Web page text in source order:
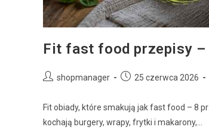
Fit fast food przepisy –
shopmanager 25 czerwca 2026
Fit obiady, które smakują jak fast food – 8
kochają burgery, wrapy, frytki i makarony,…